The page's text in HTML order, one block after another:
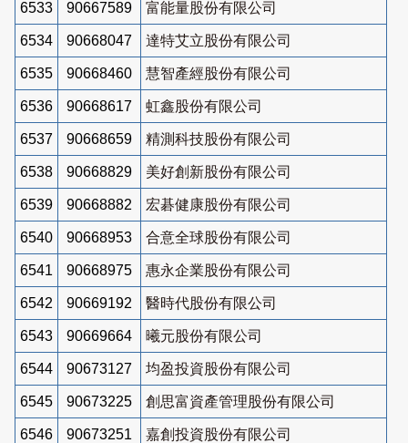
6533 90667589 富能量股份有限公司
6534 90668047 達特艾立股份有限公司
6535 90668460 慧智產經股份有限公司
6536 90668617 虹鑫股份有限公司
6537 90668659 精測科技股份有限公司
6538 90668829 美好創新股份有限公司
6539 90668882 宏碁健康股份有限公司
6540 90668953 合意全球股份有限公司
6541 90668975 惠永企業股份有限公司
6542 90669192 醫時代股份有限公司
6543 90669664 曦元股份有限公司
6544 90673127 均盈投資股份有限公司
6545 90673225 創思富資產管理股份有限公司
6546 90673251 嘉創投資股份有限公司